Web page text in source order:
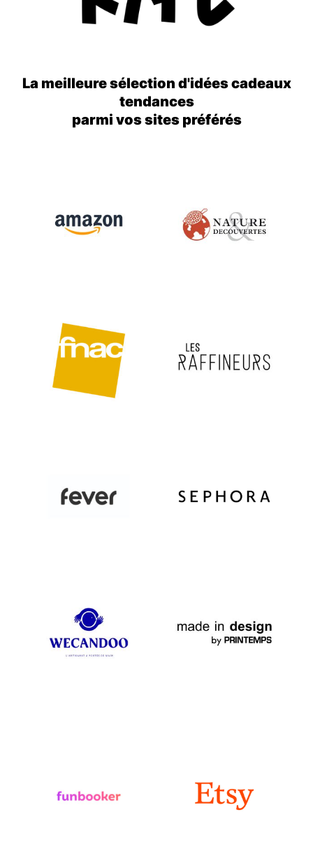
La meilleure sélection d'idées cadeaux
tendances
parmi vos sites préférés